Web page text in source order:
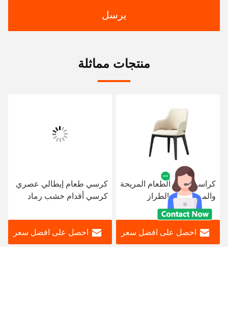
يرسل
منتجات مماثلة
كراسي تناول الطعام المريحة
والمريحة ذات الطراز
الإيطالي تأتي مع جلد البولي
يوريثان
احصل على افضل سعر
كرسي طعام إيطالي عصري
كرسي أقدام خشب رماد
احصل على افضل سعر